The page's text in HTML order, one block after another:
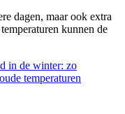
dagen, maar ook extra
kunnen de
in de winter: zo
temperaturen